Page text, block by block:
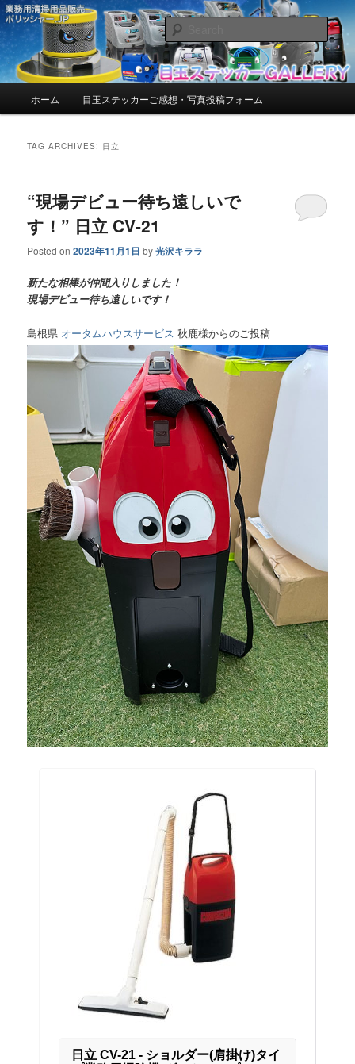
目玉ステッカーGALLERY【ポリッシ
ャー.JP™】 | お客様からいただいた
お客様からいただいたご感想・写真を紹介しています。
Skip
content
Skip
content
ホーム 目玉ステッカーご感想・写真投稿フォーム
TAG ARCHIVES: 日立
“現場デビュー待ち遠しいで
す！” 日立 CV-21
Posted on2023年11月1日 by光沢キララ
新たな相棒が仲間入りしました！
現場デビュー待ち遠しいです！
島根県 オータムハウスサービス 秋鹿様からのご投稿